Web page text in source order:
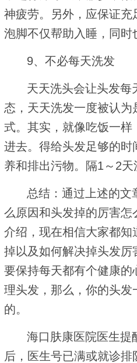
神疲劳。另外，应保证充
泡脚不仅帮助入睡，同时
9、不必每天洗发
天天洗头会让头发每
态，天天洗发一度被认
式。其实，就像吃饭一样
进去。得给头发足够的时
养和排出污物。隔1～2天
总结：通过上述的文
么原因和头发掉的厉害怎
介绍，现在相信大家都知
掉以及如何解决掉头发厉
要保持每天都有个健康的
理头发，那么，你的头发
的。
海口肤康医院医生提
后，医生号已满或就诊